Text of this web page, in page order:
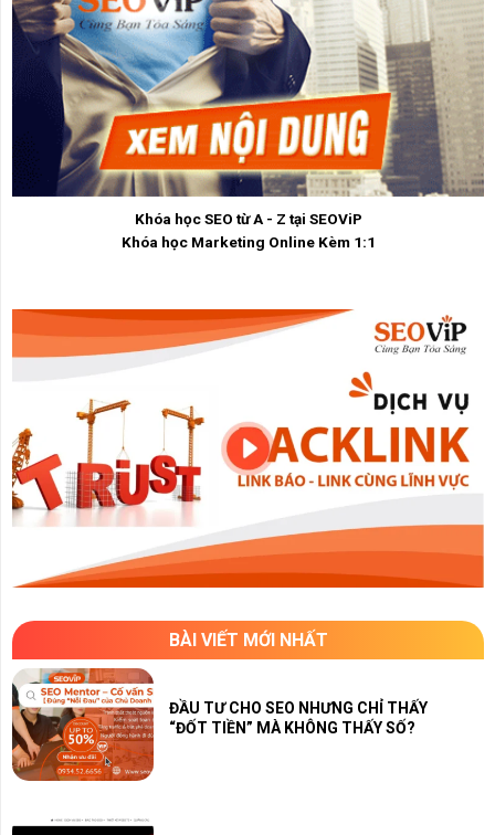
Khóa học SEO từ A - Z tại SEOViP
Khóa học Marketing Online Kèm 1:1
BÀI VIẾT MỚI NHẤT
ĐẦU TƯ CHO SEO NHƯNG CHỈ THẤY
“ĐỐT TIỀN” MÀ KHÔNG THẤY SỐ?